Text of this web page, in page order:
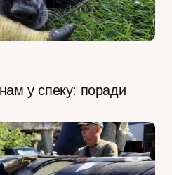
у спеку: поради